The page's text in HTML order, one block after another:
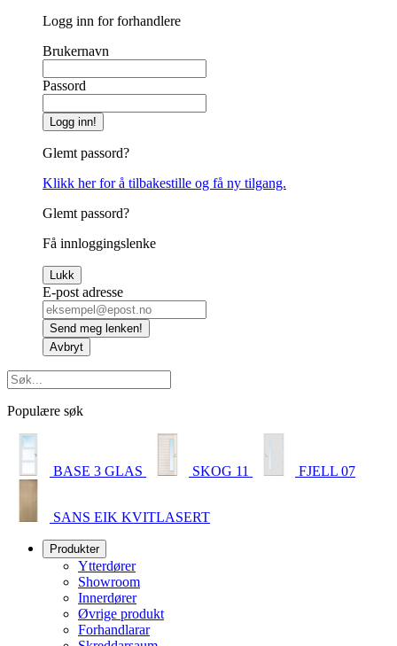
Logg inn for forhandlere
Brukernavn
Passord
Logg inn!
Glemt passord?
Klikk her for å tilbakestille og få ny tilgang.
Glemt passord?
Få innloggingslenke
Lukk
E-post adresse
Send meg lenken!
Avbryt
Populære søk
BASE 3 GLAS SKOG 11 FJELL 07
SANS EIK KVITLASERT
Produkter
Ytterdører
Showroom
Innerdører
Øvrige produkt
Forhandlarar